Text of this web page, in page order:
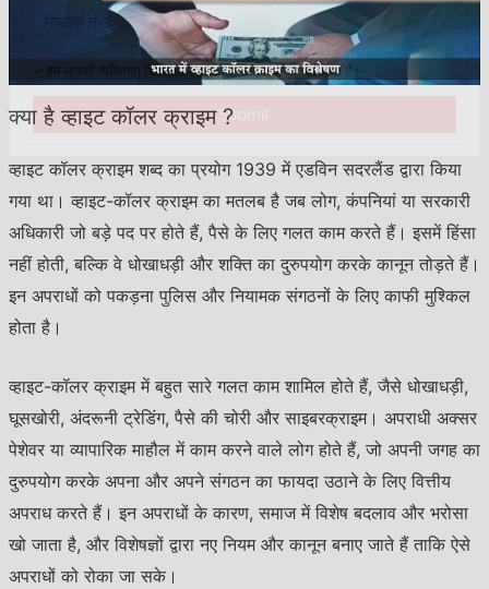
क्या है व्हाइट कॉलर क्राइम ?
व्हाइट कॉलर क्राइम शब्द का प्रयोग 1939 में एडविन सदरलैंड द्वारा किया
गया था। व्हाइट-कॉलर क्राइम का मतलब है जब लोग, कंपनियां या सरकारी
अधिकारी जो बड़े पद पर होते हैं, पैसे के लिए गलत काम करते हैं। इसमें हिंसा
नहीं होती, बल्कि वे धोखाधड़ी और शक्ति का दुरुपयोग करके कानून तोड़ते हैं।
इन अपराधों को पकड़ना पुलिस और नियामक संगठनों के लिए काफी मुश्किल
होता है।
व्हाइट-कॉलर क्राइम में बहुत सारे गलत काम शामिल होते हैं, जैसे धोखाधड़ी,
घूसखोरी, अंदरूनी ट्रेडिंग, पैसे की चोरी और साइबरक्राइम। अपराधी अक्सर
पेशेवर या व्यापारिक माहौल में काम करने वाले लोग होते हैं, जो अपनी जगह का
दुरुपयोग करके अपना और अपने संगठन का फायदा उठाने के लिए वित्तीय
अपराध करते हैं। इन अपराधों के कारण, समाज में विशेष बदलाव और भरोसा
खो जाता है, और विशेषज्ञों द्वारा नए नियम और कानून बनाए जाते हैं ताकि ऐसे
अपराधों को रोका जा सके।
✓ हम आपकी व्यक्तिगत डिटेल्स की पूरी विश्वनीयता और सुरक्षा रखते हैं।
Submit